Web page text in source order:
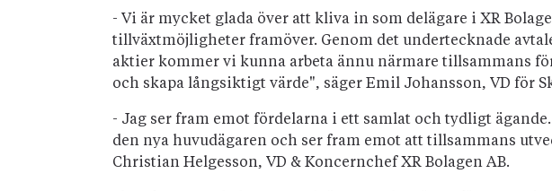
- Vi är mycket glada över att kliva in som delägare i XR
tillväxtmöjligheter framöver. Genom det undertecknade
aktier kommer vi kunna arbeta ännu närmare tillsammans
och skapa långsiktigt värde", säger Emil Johansson, VD för
- Jag ser fram emot fördelarna i ett samlat och tydligt
den nya huvudägaren och ser fram emot att tillsammans
Christian Helgesson, VD & Koncernchef XR Bolagen AB.